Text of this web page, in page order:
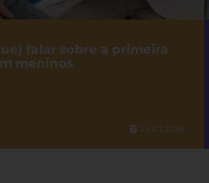
falar sobre a primeira
meninos
24.07.2026